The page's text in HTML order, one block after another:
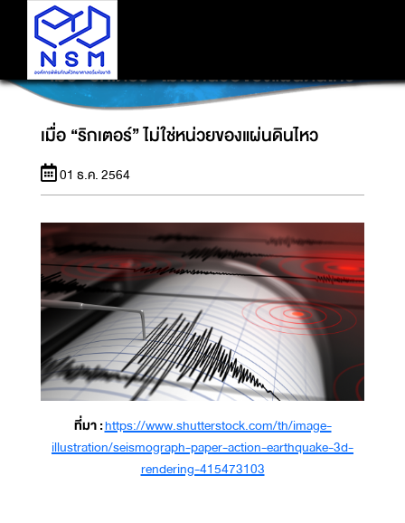
เมื่อ “ริกเตอร์” ไม่ใช่หน่วยของแผ่นดินไหว
เมื่อ “ริกเตอร์” ไม่ใช่หน่วยของแผ่นดินไหว
01 ธ.ค. 2564
ที่มา :https://www.shutterstock.com/th/image-
illustration/seismograph-paper-action-earthquake-3d-
rendering-415473103